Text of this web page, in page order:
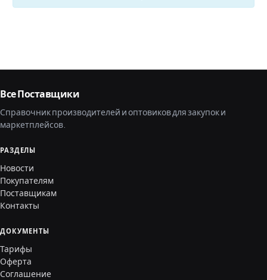
Все Поставщики
Справочник производителей и оптовиков для закупок и
маркетплейсов.
РАЗДЕЛЫ
Новости
Покупателям
Поставщикам
Контакты
ДОКУМЕНТЫ
Тарифы
Оферта
Соглашение